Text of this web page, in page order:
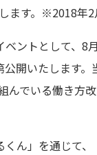
ます。※2018年2
ントとして、8
開いたします。
んでいる働き方
ん」を通じて、